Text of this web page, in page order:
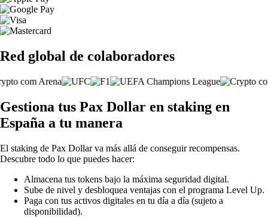
Red global de colaboradores
Gestiona tus Pax Dollar en staking en
España a tu manera
El staking de Pax Dollar va más allá de conseguir recompensas.
Descubre todo lo que puedes hacer:
Almacena tus tokens bajo la máxima seguridad digital.
Sube de nivel y desbloquea ventajas con el programa Level Up.
Paga con tus activos digitales en tu día a día (sujeto a
disponibilidad).